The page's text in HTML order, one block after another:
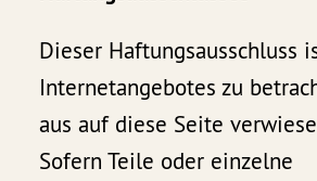
Dieser Haftungsausschluss
Internetangebotes zu
aus auf diese Seite
Sofern Teile oder einzelne